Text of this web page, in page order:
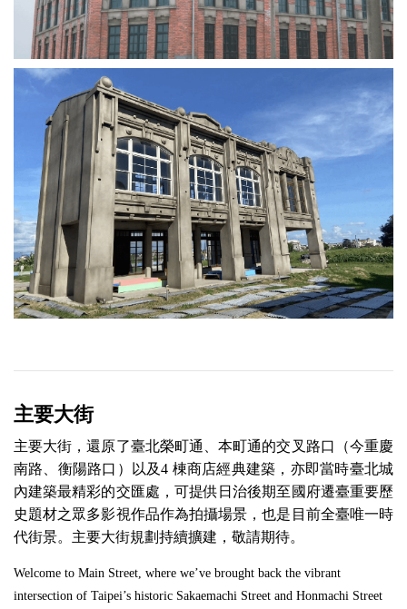
主要大街
主要大街，還原了臺北榮町通、本町通的交叉路口（今重慶
南路、衡陽路口）以及4 棟商店經典建築，亦即當時臺北城
內建築最精彩的交匯處，可提供日治後期至國府遷臺重要歷
史題材之眾多影視作品作為拍攝場景，也是目前全臺唯一時
代街景。主要大街規劃持續擴建，敬請期待。
Welcome to Main Street, where we’ve brought back the vibrant
intersection of Taipei’s historic Sakaemachi Street and Honmachi Street